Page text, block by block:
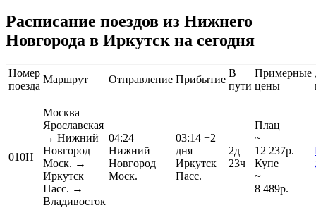
Расписание поездов из Нижнего
Новгорода в Иркутск на сегодня
Номер
поезда
Маршрут Отправление Прибытие
В
пути
Примерные
цены
010Н
Москва
Ярославская
→ Нижний
Новгород
Моск. →
Иркутск
Пасс. →
Владивосток
04:24
Нижний
Новгород
Моск.
03:14 +2
дня
Иркутск
Пасс.
2д
23ч
Плац
~
12 237р.
Купе
~
8 489р.